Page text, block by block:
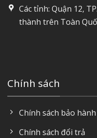
Các tỉnh: Quận 12,
thành trên Toàn
Chính sách
Chính sách bảo hành
Chính sách đổi trả